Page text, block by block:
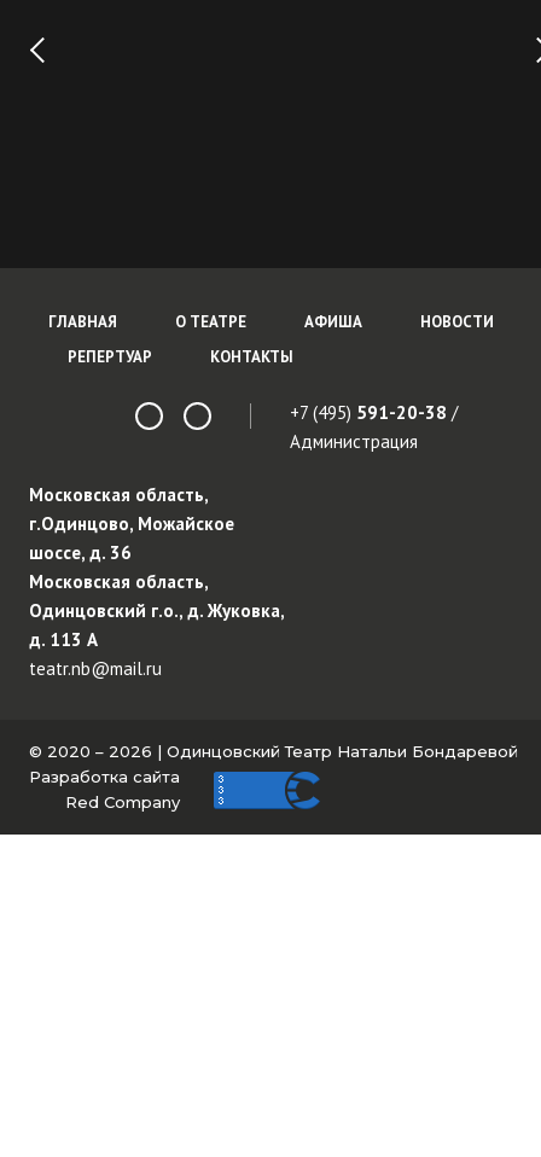
ГЛАВНАЯ О ТЕАТРЕ АФИША
НОВОСТИ
РЕПЕРТУАР
КОНТАКТЫ
+7 (495) 591-20-38 /
Администрация
Московская область,
г.Одинцово, Можайское
шоссе, д. 36
Московская область,
Одинцовский г.о., д. Жуковка,
д. 113 А
teatr.nb@mail.ru
© 2020 – 2026 | Одинцовский Театр Натальи Бондаревой
Разработка сайта
Red Company